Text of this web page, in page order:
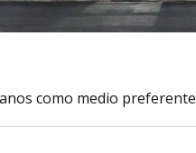
como medio preferente